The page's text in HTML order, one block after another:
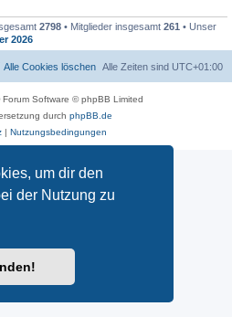
um dir den
der Nutzung zu
2798 • Mitglieder insgesamt 261 • Unser
2026
Alle Zeiten sind UTC+01:00
Alle Cookies löschen
Forum Software © phpBB Limited
durch phpBB.de
| Nutzungsbedingungen